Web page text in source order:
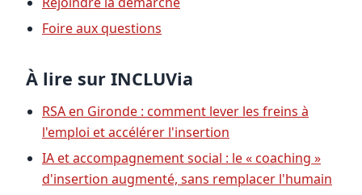
Foire aux questions
À lire sur INCLUVia
RSA en Gironde : comment lever les freins à
l'emploi et accélérer l'insertion
IA et accompagnement social : le « coaching »
d'insertion augmenté, sans remplacer l'humain